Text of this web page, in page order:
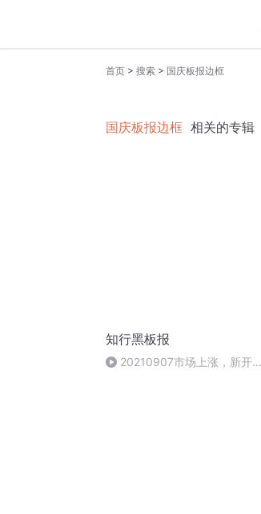
首页 > 搜索 > 国庆板报边框
国庆板报边框 相关的专辑
知行黑板报
20210907市场上涨，新开一